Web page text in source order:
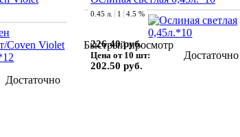
Достаточно
Быстрый просмотр
0.45 л. 1 4.5 %
226.40 руб.
Цена от 10 шт:
202.50 руб.
Достаточно